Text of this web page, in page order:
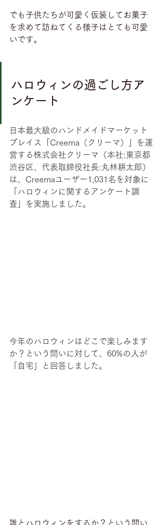
でも子供たちが可愛く仮装してお菓子
を求めて訪ねてくる様子はとても可愛
いです。
ハロウィンの過ごし方ア
ンケート
日本最大級のハンドメイドマーケット
プレイス「Creema（クリーマ）」を運
営する株式会社クリーマ（本社:東京都
渋谷区、代表取締役社長:丸林耕太郎）
は、Creemaユーザー1,031名を対象に
「ハロウィンに関するアンケート調
査」を実施しました。
今年のハロウィンはどこで楽しみます
か？という問いに対して、60%の人が
「自宅」と回答しました。
誰とハロウィンをするか？という問い